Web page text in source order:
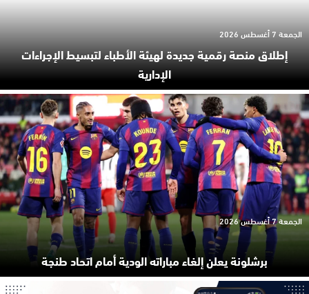
إطلاق منصة رقمية جديدة لهيئة الأطباء لتبسيط الإجراءات
الإدارية
الجمعة 7 أغسطس 2026
برشلونة يعلن إلغاء مباراته الودية أمام اتحاد طنجة
الجمعة 7 أغسطس 2026